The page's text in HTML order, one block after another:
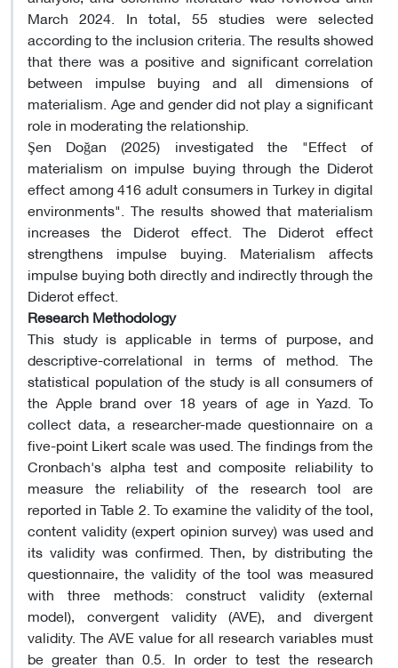
March 2024. In total, 55 studies were selected
according to the inclusion criteria. The results showed
that there was a positive and significant correlation
between impulse buying and all dimensions of
materialism. Age and gender did not play a significant
role in moderating the relationship.
Şen Doğan (2025) investigated the "Effect of
materialism on impulse buying through the Diderot
effect among 416 adult consumers in Turkey in digital
environments". The results showed that materialism
increases the Diderot effect. The Diderot effect
strengthens impulse buying. Materialism affects
impulse buying both directly and indirectly through the
Diderot effect.
Research Methodology
This study is applicable in terms of purpose, and
descriptive-correlational in terms of method. The
statistical population of the study is all consumers of
the Apple brand over 18 years of age in Yazd. To
collect data, a researcher-made questionnaire on a
five-point Likert scale was used. The findings from the
Cronbach's alpha test and composite reliability to
measure the reliability of the research tool are
reported in Table 2. To examine the validity of the tool,
content validity (expert opinion survey) was used and
its validity was confirmed. Then, by distributing the
questionnaire, the validity of the tool was measured
with three methods: construct validity (external
model), convergent validity (AVE), and divergent
validity. The AVE value for all research variables must
be greater than 0.5. In order to test the research